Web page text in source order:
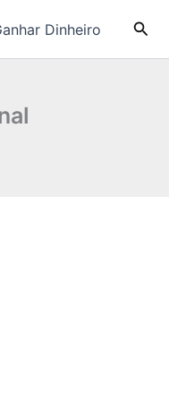
Dinheiro